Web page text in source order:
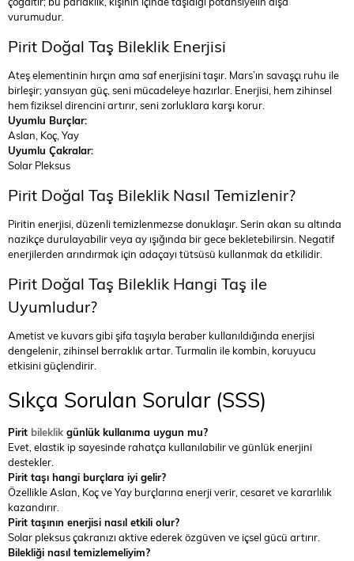
vurumudur.
Pirit Doğal Taş Bileklik Enerjisi
Ateş elementinin hırçın ama saf enerjisini taşır. Mars’ın savaşçı ruhu ile
birleşir; yansıyan güç, seni mücadeleye hazırlar. Enerjisi, hem zihinsel
hem fiziksel direncini artırır, seni zorluklara karşı korur.
Uyumlu Burçlar:
Aslan, Koç, Yay
Uyumlu Çakralar:
Solar Pleksus
Pirit Doğal Taş Bileklik Nasıl Temizlenir?
Piritin enerjisi, düzenli temizlenmezse donuklaşır. Serin akan su altında
nazikçe durulayabilir veya ay ışığında bir gece bekletebilirsin. Negatif
enerjilerden arındırmak için adaçayı tütsüsü kullanmak da etkilidir.
Pirit Doğal Taş Bileklik Hangi Taş ile
Uyumludur?
Ametist ve kuvars gibi şifa taşıyla beraber kullanıldığında enerjisi
dengelenir, zihinsel berraklık artar. Turmalin ile kombin, koruyucu
etkisini güçlendirir.
Sıkça Sorulan Sorular (SSS)
Pirit bileklik günlük kullanıma uygun mu?
Evet, elastik ip sayesinde rahatça kullanılabilir ve günlük enerjini
destekler.
Pirit taşı hangi burçlara iyi gelir?
Özellikle Aslan, Koç ve Yay burçlarına enerji verir, cesaret ve kararlılık
kazandırır.
Pirit taşının enerjisi nasıl etkili olur?
Solar pleksus çakranızı aktive ederek özgüven ve içsel gücü artırır.
Bilekliği nasıl temizlemeliyim?